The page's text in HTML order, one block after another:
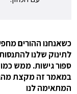
כשאנחנו ההורים
לתינוק שלנו
ספור גישות. ממש
במאמר זה מקצת
המתאימה לנו